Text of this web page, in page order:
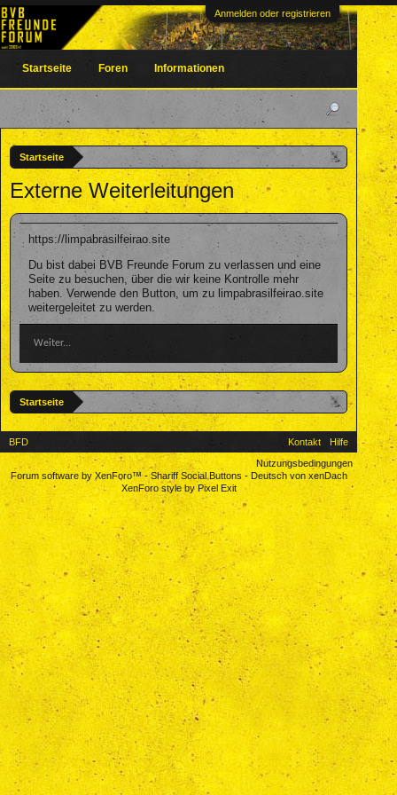
Anmelden oder registrieren
Startseite
Externe Weiterleitungen
https://limpabrasilfeirao.site
Du bist dabei BVB Freunde Forum zu verlassen und eine
Seite zu besuchen, über die wir keine Kontrolle mehr
haben. Verwende den Button, um zu limpabrasilfeirao.site
weitergeleitet zu werden.
Weiter...
Startseite
Startseite Foren Informationen
BFD Kontakt
Hilfe
Nutzungsbedingungen
Forum software by XenForo™-Shariff Social Buttons- Deutsch von xenDach
XenForo style by Pixel Exit